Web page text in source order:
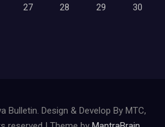
27 28 29
30
Bulletin. Design & Develop By MTC,